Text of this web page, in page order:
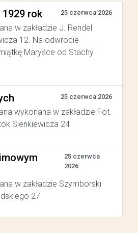
rok 25 czerwca 2026
w zakładzie J. Rendel
12. Na odwrocie
Maryśce od Stachy
25 czerwca 2026
wykonana w zakładzie Fot.
Sienkiewicza 24
25 czerwca
2026
w zakładzie Szymborski
27